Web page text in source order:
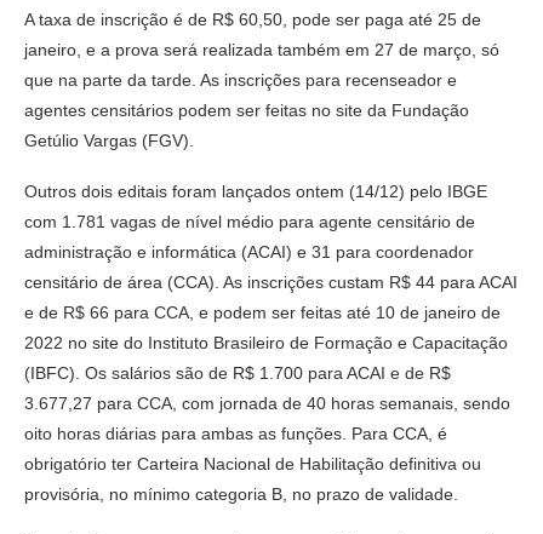
A taxa de inscrição é de R$ 60,50, pode ser paga até 25 de
janeiro, e a prova será realizada também em 27 de março, só
que na parte da tarde. As inscrições para recenseador e
agentes censitários podem ser feitas no site da Fundação
Getúlio Vargas (FGV).
Outros dois editais foram lançados ontem (14/12) pelo IBGE
com 1.781 vagas de nível médio para agente censitário de
administração e informática (ACAI) e 31 para coordenador
censitário de área (CCA). As inscrições custam R$ 44 para ACAI
e de R$ 66 para CCA, e podem ser feitas até 10 de janeiro de
2022 no site do Instituto Brasileiro de Formação e Capacitação
(IBFC). Os salários são de R$ 1.700 para ACAI e de R$
3.677,27 para CCA, com jornada de 40 horas semanais, sendo
oito horas diárias para ambas as funções. Para CCA, é
obrigatório ter Carteira Nacional de Habilitação definitiva ou
provisória, no mínimo categoria B, no prazo de validade.